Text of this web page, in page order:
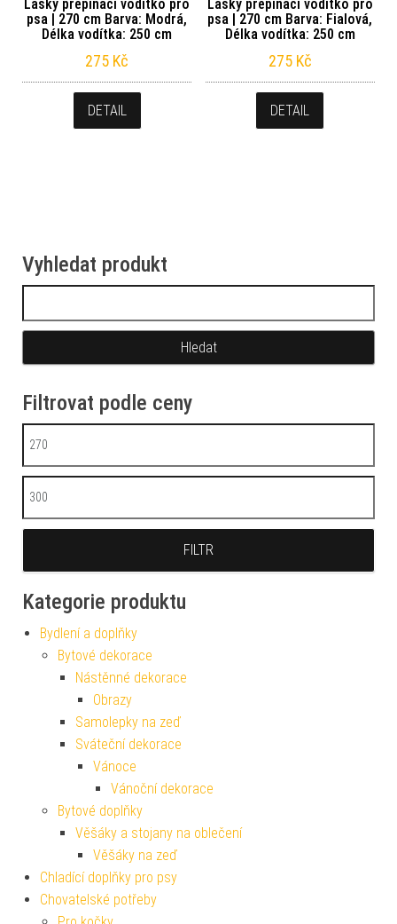
Lasky přepínací vodítko pro
psa | 270 cm Barva: Modrá,
Délka vodítka: 250 cm
275 Kč
DETAIL
Lasky přepínací vodítko pro
psa | 270 cm Barva: Fialová,
Délka vodítka: 250 cm
275 Kč
DETAIL
Vyhledat produkt
Filtrovat podle ceny
Minimální cena
Maximální cena
FILTR
Kategorie produktu
Bydlení a doplňky
Bytové dekorace
Nástěnné dekorace
Obrazy
Samolepky na zeď
Sváteční dekorace
Vánoce
Vánoční dekorace
Bytové doplňky
Věšáky a stojany na oblečení
Věšáky na zeď
Chladící doplňky pro psy
Chovatelské potřeby